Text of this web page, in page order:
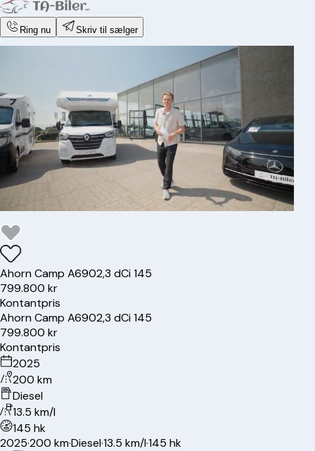
Ring nu Skriv til sælger
AhornCamp A6902,3 dCi 145
799.800 kr
Kontantpris
AhornCamp A6902,3 dCi 145
799.800 kr
Kontantpris
2025
200 km
Diesel
13.5 km/l
145 hk
2025·200 km·Diesel·13.5 km/l·145 hk